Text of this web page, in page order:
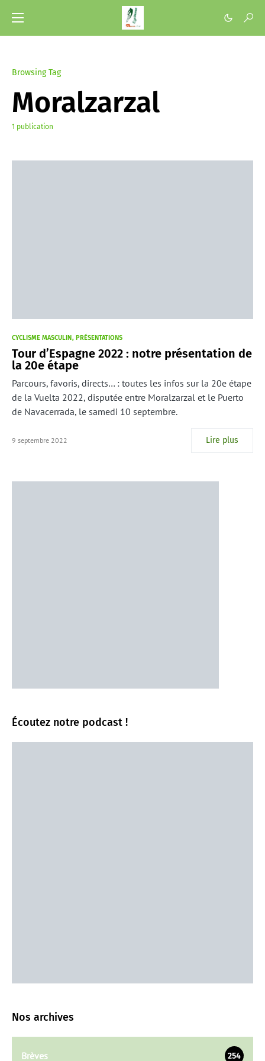
Browsing Tag
Moralzarzal
1 publication
CYCLISME MASCULIN PRÉSENTATIONS
Tour d’Espagne 2022 : notre présentation de
la 20e étape
Parcours, favoris, directs… : toutes les infos sur la 20e étape
de la Vuelta 2022, disputée entre Moralzarzal et le Puerto
de Navacerrada, le samedi 10 septembre.
9 septembre 2022 Lire plus
Écoutez notre podcast !
Nos archives
Brèves 254